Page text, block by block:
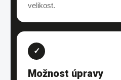
velikost.
✓
Možnost úpravy